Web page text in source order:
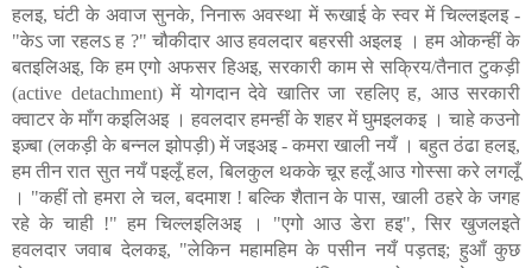
हलइ, घंटी के अवाज सुनके, निनारू अवस्था में रूखाई के स्वर में चिल्लइलइ -
"केऽ जा रहलऽ ह ?" चौकीदार आउ हवलदार बहरसी अइलइ । हम ओकन्हीं के
बतइलिअइ, कि हम एगो अफसर हिअइ, सरकारी काम से सक्रिय/तैनात टुकड़ी
(active detachment) में योगदान देवे खातिर जा रहलिए ह, आउ सरकारी
क्वाटर के माँग कइलिअइ । हवलदार हमन्हीं के शहर में घुमइलकइ । चाहे कउनो
इज़्बा (लकड़ी के बन्नल झोपड़ी) में जइअइ - कमरा खाली नयँ । बहुत ठंढा हलइ,
हम तीन रात सुत नयँ पइलूँ हल, बिलकुल थकके चूर हलूँ आउ गोस्सा करे लगलूँ
। "कहीं तो हमरा ले चल, बदमाश ! बल्कि शैतान के पास, खाली ठहरे के जगह
रहे के चाही !" हम चिल्लइलिअइ । "एगो आउ डेरा हइ", सिर खुजलइते
हवलदार जवाब देलकइ, "लेकिन महामहिम के पसीन नयँ पड़तइ; हुआँ कुछ